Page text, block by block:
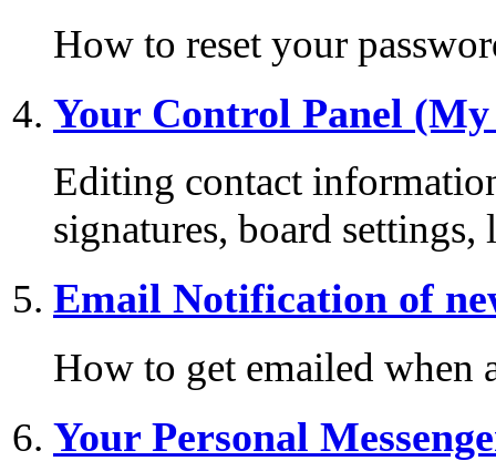
How to reset your
Your Control Panel
Editing contact
signatures, board settings,
Email Notification of
How to get emailed when
Your Personal